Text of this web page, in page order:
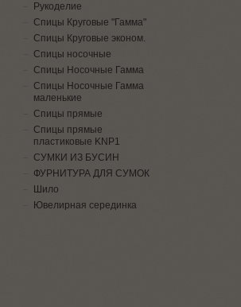
Рукоделие
Спицы Круговые "Гамма"
Спицы Круговые эконом.
Спицы носочные
Спицы Носочные Гамма
Спицы Носочные Гамма
маленькие
Спицы прямые
Спицы прямые
пластиковые KNP1
СУМКИ ИЗ БУСИН
ФУРНИТУРА ДЛЯ СУМОК
Шило
Ювелирная серединка